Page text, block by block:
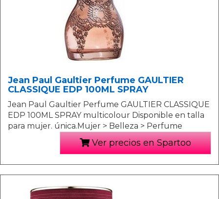
Jean Paul Gaultier Perfume GAULTIER
CLASSIQUE EDP 100ML SPRAY
Jean Paul Gaultier Perfume GAULTIER CLASSIQUE
EDP 100ML SPRAY multicolour Disponible en talla
para mujer. única.Mujer > Belleza > Perfume
Ver precios en Spartoo